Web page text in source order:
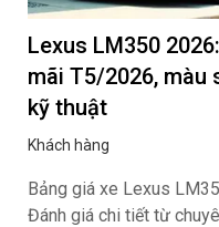
Lexus LM350
mãi T5/2026, màu
kỹ thuật
Khách hàng
Bảng giá xe Lexus
Đánh giá chi tiết từ